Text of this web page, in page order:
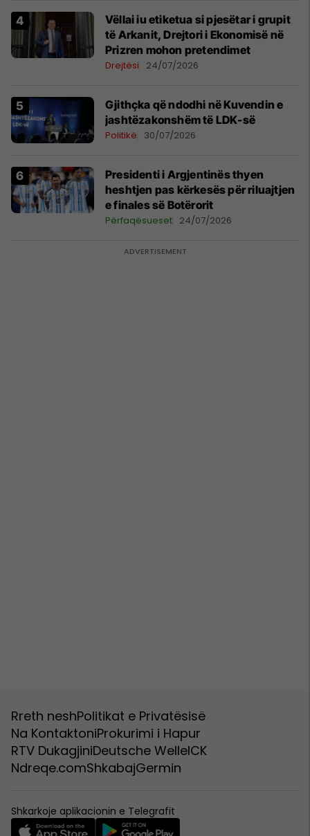
Vëllai iu etiketua si pjesëtar i grupit
të Arkanit, Drejtori i Ekonomisë në
Prizren mohon pretendimet
Drejtësi 24/07/2026
Gjithçka që ndodhi në Kuvendin e
jashtëzakonshëm të LDK-së
Politikë 30/07/2026
Presidenti i Argjentinës thyen
heshtjen pas kërkesës për riluajtjen
e finales së Botërorit
Përfaqësueset 24/07/2026
Rreth neshPolitikat e Privatësisë
Na KontaktoniProkurimi i Hapur
RTV DukagjiniDeutsche WelleICK
Ndreqe.comShkabajGermin
Shkarkoje aplikacionin e Telegrafit